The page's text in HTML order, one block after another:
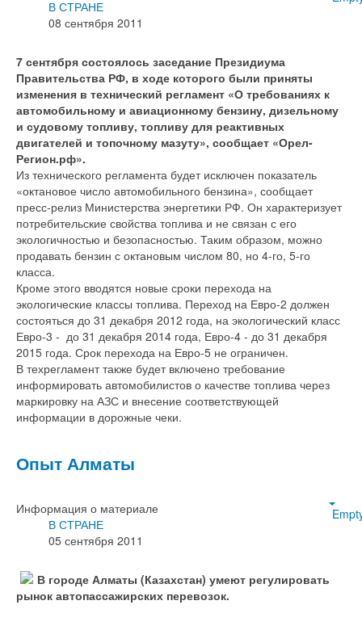
В СТРАНЕ
08 сентября 2011
7 сентября состоялось заседание Президиума
Правительства РФ, в ходе которого были приняты
изменения в технический регламент «О требованиях к
автомобильному и авиационному бензину, дизельному
и судовому топливу, топливу для реактивных
двигателей и топочному мазуту», сообщает «Орел-
Регион.рф».
Из технического регламента будет исключен показатель
«октановое число автомобильного бензина», сообщает
пресс-релиз Министерства энергетики РФ. Он характеризует
потребительские свойства топлива и не связан с его
экологичностью и безопасностью. Таким образом, можно
продавать бензин с октановым числом 80, но 4-го, 5-го
класса.
Кроме этого вводятся новые сроки перехода на
экологические классы топлива. Переход на Евро-2 должен
состояться до 31 декабря 2012 года, на экологический класс
Евро-3 - до 31 декабря 2014 года, Евро-4 - до 31 декабря
2015 года. Срок перехода на Евро-5 не ограничен.
В техрегламент также будет включено требование
информировать автомобилистов о качестве топлива через
маркировку на АЗС и внесение соответствующей
информации в дорожные чеки.
Опыт Алматы
Информация о материале
В СТРАНЕ
05 сентября 2011
В городе Алматы (Казахстан) умеют регулировать
рынок автопассажирских перевозок.